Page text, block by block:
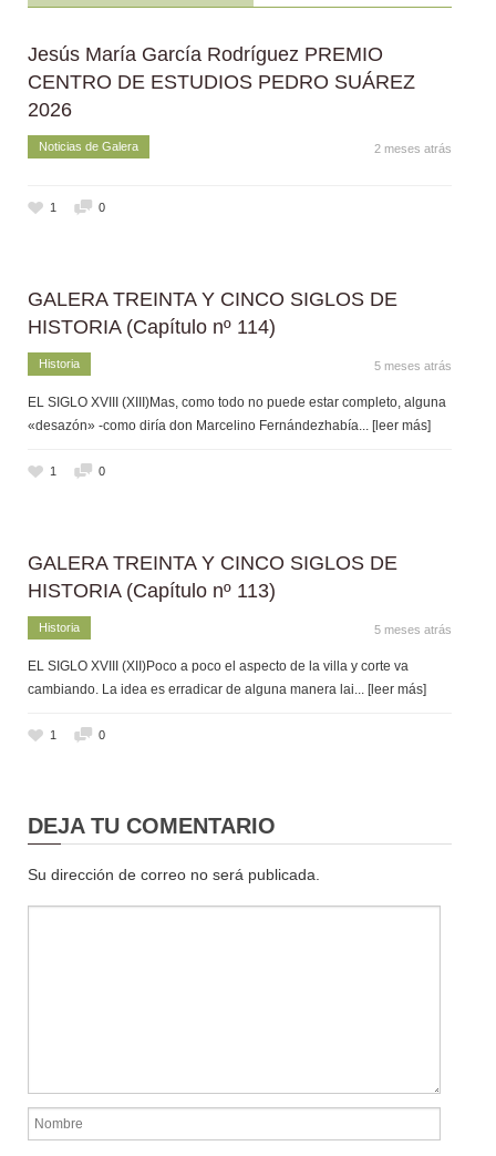
Jesús María García Rodríguez PREMIO
CENTRO DE ESTUDIOS PEDRO SUÁREZ
2026
Noticias de Galera 2 meses atrás
1 0
GALERA TREINTA Y CINCO SIGLOS DE
HISTORIA (Capítulo nº 114)
Historia 5 meses atrás
EL SIGLO XVIII (XIII)Mas, como todo no puede estar completo, alguna
«desazón» -como diría don Marcelino Fernándezhabía ... [leer más]
1 0
GALERA TREINTA Y CINCO SIGLOS DE
HISTORIA (Capítulo nº 113)
Historia 5 meses atrás
EL SIGLO XVIII (XII)Poco a poco el aspecto de la villa y corte va
cambiando. La idea es erradicar de alguna manera lai... [leer más]
1 0
DEJA TU COMENTARIO
Su dirección de correo no será publicada.